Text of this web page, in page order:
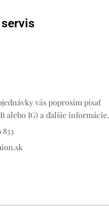
vás poprosím písať
alebo IG) a ďalšie informácie.
833